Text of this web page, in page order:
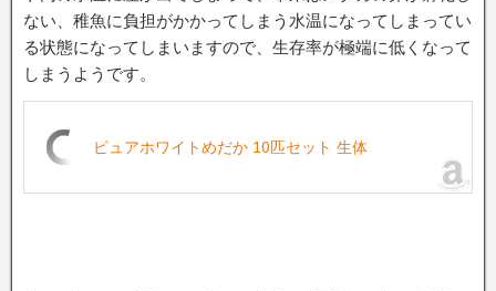
ない、稚魚に負担がかかってしまう水温になってしまってい
る状態になってしまいますので、生存率が極端に低くなって
しまうようです。
ピュアホワイトめだか 10匹セット 生体